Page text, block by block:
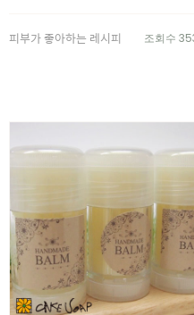
피부가 좋아하는 레시피 조회수